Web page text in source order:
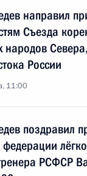
направил
Съезда
народов
России
11:00
поздравил
РСФСР